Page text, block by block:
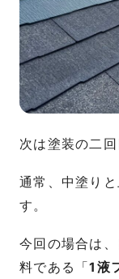
次は塗装の二
通常、中塗り
す。
今回の場合は
料である「1液